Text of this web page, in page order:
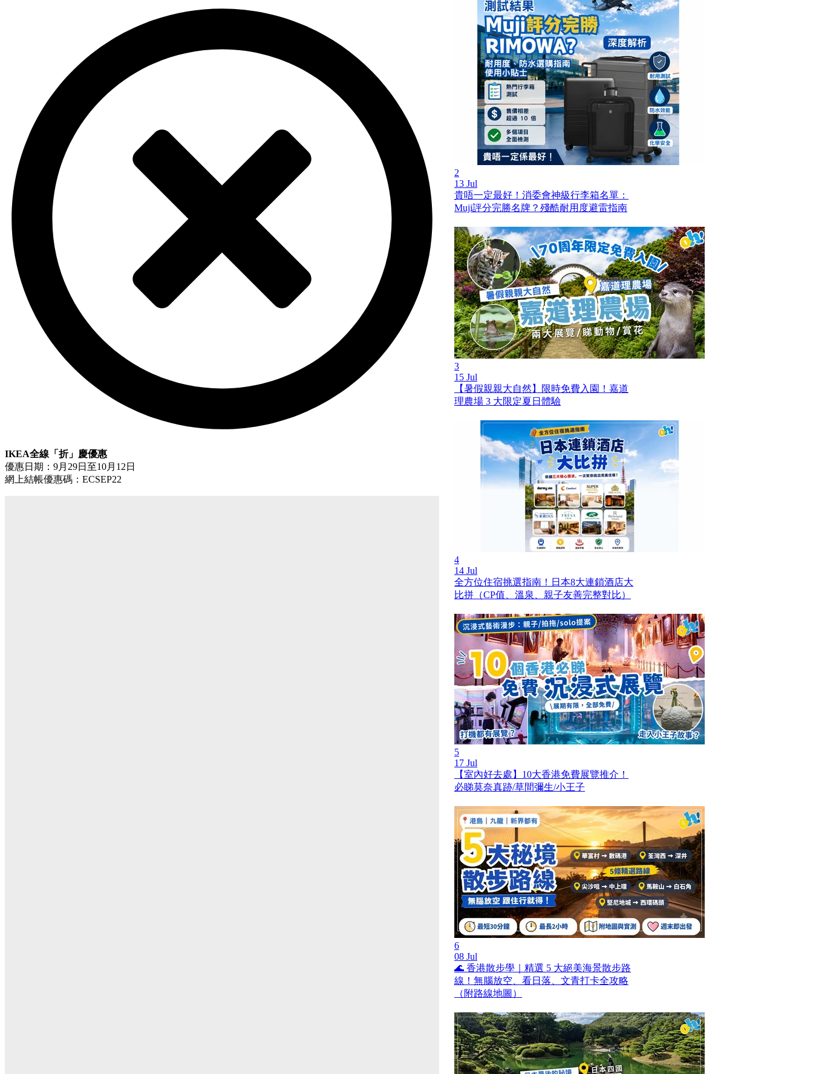
IKEA全線「折」慶優惠
優惠日期：9月29日至10月12日
網上結帳優惠碼：ECSEP22
2
13 Jul
貴唔一定最好！消委會神級行李箱名單：
Muji評分完勝名牌？殘酷耐用度避雷指南
3
15 Jul
【暑假親親大自然】限時免費入園！嘉道
理農場 3 大限定夏日體驗
4
14 Jul
全方位住宿挑選指南！日本8大連鎖酒店大
比拼（CP值、溫泉、親子友善完整對比）
5
17 Jul
【室內好去處】10大香港免費展覽推介！
必睇莫奈真跡/草間彌生/小王子
6
08 Jul
🌊 香港散步學｜精選 5 大絕美海景散步路
線！無腦放空、看日落、文青打卡全攻略
（附路線地圖）